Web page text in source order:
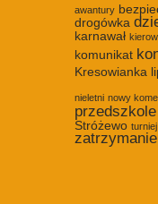
awantury
drogówka
karnawał
komunikat
Kresowianka
nieletni nowy
przedszkole
Stróżewo turniej
zatrzymanie